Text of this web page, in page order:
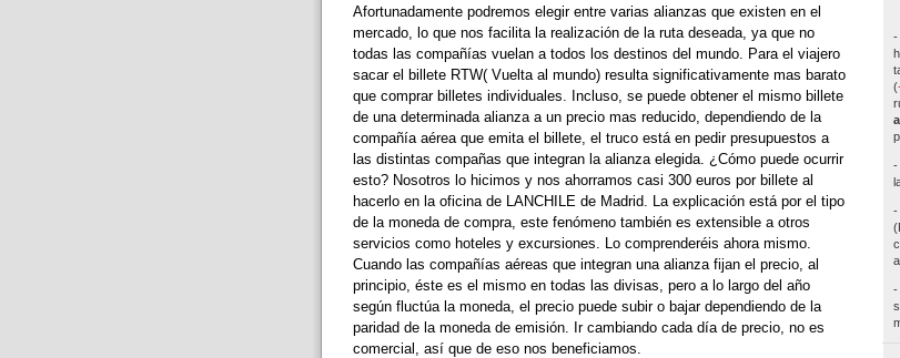
Afortunadamente podremos elegir entre varias alianzas que existen en el
mercado, lo que nos facilita la realización de la ruta deseada, ya que no
todas las compañías vuelan a todos los destinos del mundo. Para el viajero
sacar el billete RTW( Vuelta al mundo) resulta significativamente mas barato
que comprar billetes individuales. Incluso, se puede obtener el mismo billete
de una determinada alianza a un precio mas reducido, dependiendo de la
compañía aérea que emita el billete, el truco está en pedir presupuestos a
las distintas compañas que integran la alianza elegida. ¿Cómo puede ocurrir
esto? Nosotros lo hicimos y nos ahorramos casi 300 euros por billete al
hacerlo en la oficina de LANCHILE de Madrid. La explicación está por el tipo
de la moneda de compra, este fenómeno también es extensible a otros
servicios como hoteles y excursiones. Lo comprenderéis ahora mismo.
Cuando las compañías aéreas que integran una alianza fijan el precio, al
principio, éste es el mismo en todas las divisas, pero a lo largo del año
según fluctúa la moneda, el precio puede subir o bajar dependiendo de la
paridad de la moneda de emisión. Ir cambiando cada día de precio, no es
comercial, así que de eso nos beneficiamos.
-
(
-
-
-